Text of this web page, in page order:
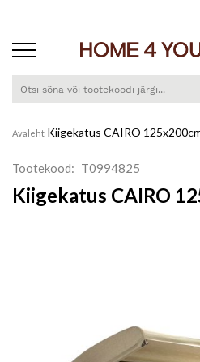
Avaleht Kiigekatus CAIRO
Tootekood T0994825
Kiigekatus CAIRO